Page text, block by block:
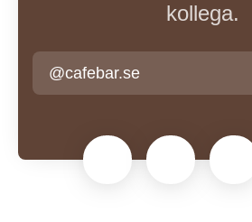
kollega.
@cafebar.se